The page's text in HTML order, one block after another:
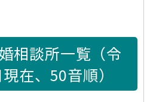
相談所一覧（令
在、50音順）